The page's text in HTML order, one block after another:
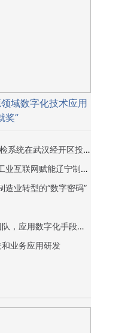
域数字化技术应用
奖”
国内首套“无人车机”协同电力巡检系统在武汉经开区投入试运行
老工业基地的“数”“智”蝶变——工业互联网赋能辽宁制造业转型升级观察
造业转型的“数字密码”
湖北谷城县供电公司组建柔性团队，应用数字化手段提升线损管理质效
业务应用研发